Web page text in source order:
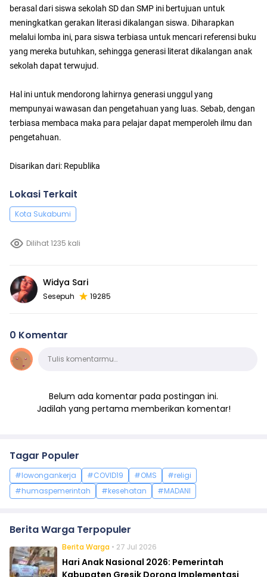
berasal dari siswa sekolah SD dan SMP ini bertujuan untuk
meningkatkan gerakan literasi dikalangan siswa. Diharapkan
melalui lomba ini, para siswa terbiasa untuk mencari referensi buku
yang mereka butuhkan, sehingga generasi literat dikalangan anak
sekolah dapat terwujud.
Hal ini untuk mendorong lahirnya generasi unggul yang
mempunyai wawasan dan pengetahuan yang luas. Sebab, dengan
terbiasa membaca maka para pelajar dapat memperoleh ilmu dan
pengetahuan.
Disarikan dari: Republika
Lokasi Terkait
Kota Sukabumi
Dilihat 1235 kali
Widya Sari
Sesepuh 19285
0 Komentar
KomentarTulis komentarmu…
Belum ada komentar pada postingan ini.
Jadilah yang pertama memberikan komentar!
Tagar Populer
#lowongankerja #COVID19 #OMS
#religi
#humaspemerintah
#kesehatan #MADANI
Berita Warga Terpopuler
Berita Warga • 27 Jul 2026
Hari Anak Nasional 2026: Pemerintah
Kabupaten Gresik Dorong Implementasi